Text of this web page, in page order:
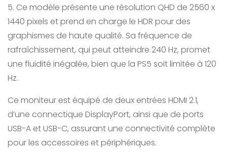
5. Ce modèle présente une résolution QHD de 2560 x
1440 pixels et prend en charge le HDR pour des
graphismes de haute qualité. Sa fréquence de
rafraîchissement, qui peut atteindre 240 Hz, promet
une fluidité inégalée, bien que la PS5 soit limitée à 120
Hz.
Ce moniteur est équipé de deux entrées HDMI 2.1,
d’une connectique DisplayPort, ainsi que de ports
USB-A et USB-C, assurant une connectivité complète
pour les accessoires et périphériques.